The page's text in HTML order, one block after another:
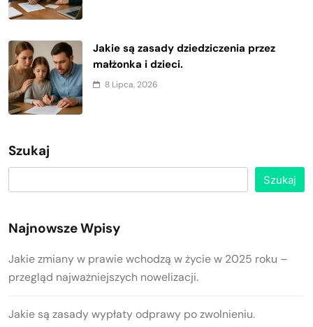
Jakie są zasady dziedziczenia przez
małżonka i dzieci.
8 Lipca, 2026
Szukaj
Szukaj
Najnowsze Wpisy
Jakie zmiany w prawie wchodzą w życie w 2025 roku –
przegląd najważniejszych nowelizacji.
Jakie są zasady wypłaty odprawy po zwolnieniu.